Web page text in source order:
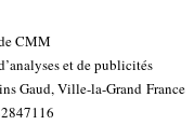
CMM
et de publicités
Gaud, Ville-la-Grand France